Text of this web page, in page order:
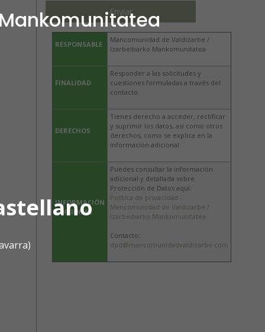
RESPONSABLE
Mancomunidad de Valdizarbe /
Izarbeibarko Mankomunitatea
FINALIDAD
Responder a las solicitudes y
cuestiones formuladas a través del
contacto.
DERECHOS
Tienes derecho a acceder, rectificar
y suprimir los datos, así como otros
derechos, como se explica en la
información adicional.
INFORMACIÓN
ADICIONAL
Puedes consultar la información
adicional y detallada sobre
Protección de Datos aquí:
Política de privacidad -
Mancomunidad de Valdizarbe /
Izarbeibarko Mankomunitatea
Contacto:
dpd@mancomunidadvaldizarbe.com